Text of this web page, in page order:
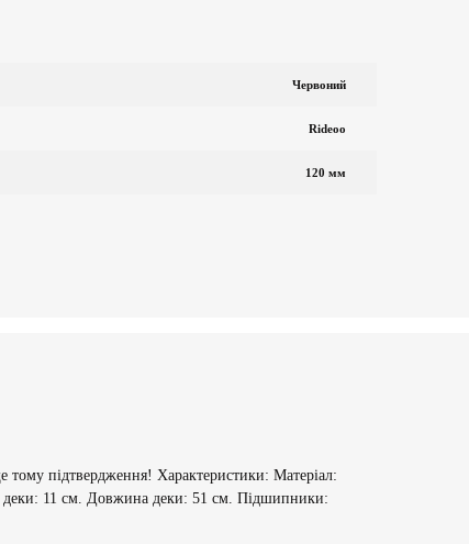
Червоний
Rideoo
120 мм
тому підтвердження! Характеристики: Матеріал:
деки: 11 см. Довжина деки: 51 см. Підшипники: